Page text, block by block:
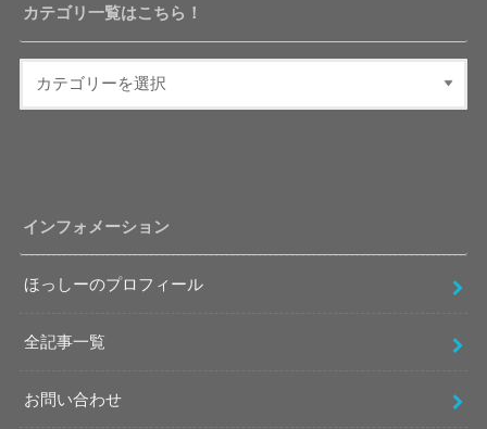
カテゴリ一覧はこちら！
インフォメーション
ほっしーのプロフィール
全記事一覧
お問い合わせ